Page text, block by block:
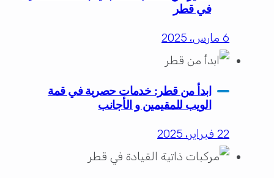
في قطر
6 مارس، 2025
ابدأ من قطر: خدمات حصرية في قمة
الويب للمقيمين و الأجانب
22 فبراير، 2025